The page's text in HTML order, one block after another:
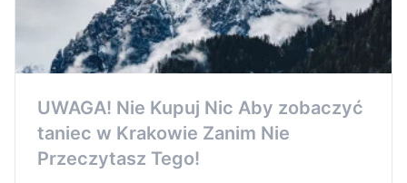
UWAGA! Nie Kupuj Nic Aby zobaczyć
taniec w Krakowie Zanim Nie
Przeczytasz Tego!